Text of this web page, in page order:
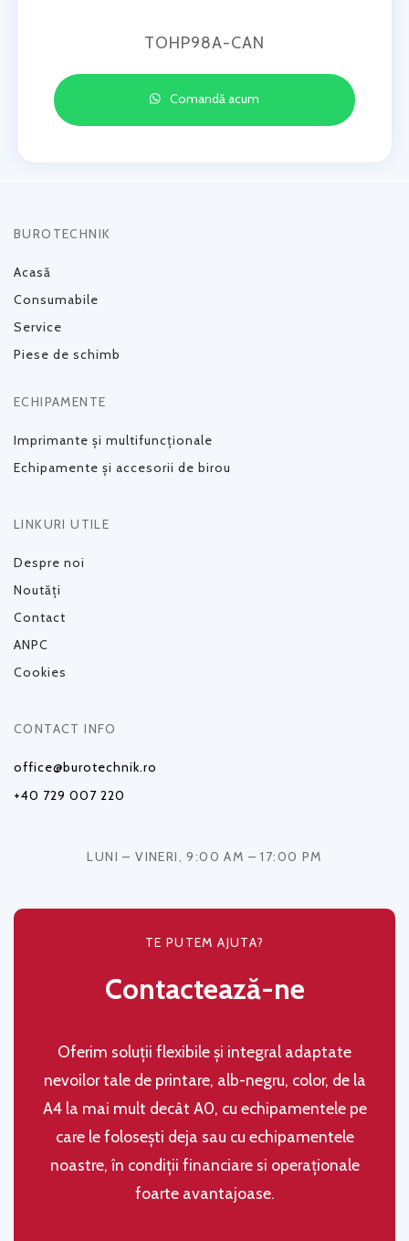
TOHP98A-CAN
Comandă acum
BUROTECHNIK
Acasă
Consumabile
Service
Piese de schimb
ECHIPAMENTE
Imprimante și multifuncționale
Echipamente și accesorii de birou
LINKURI UTILE
Despre noi
Noutăți
Contact
ANPC
Cookies
CONTACT INFO
office@burotechnik.ro
+40 729 007 220
LUNI – VINERI, 9:00 AM – 17:00 PM
TE PUTEM AJUTA?
Contactează-ne
Oferim soluţii flexibile şi integral adaptate
nevoilor tale de printare, alb-negru, color, de la
A4 la mai mult decât A0, cu echipamentele pe
care le folosești deja sau cu echipamentele
noastre, în condiţii financiare si operaţionale
foarte avantajoase.